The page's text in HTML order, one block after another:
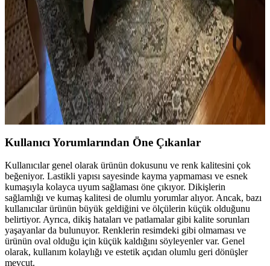
Ev kütüphanesi yenilemesinde renklerin rahatlatıcı etkisi, kişisel
dekoratif öğeler ve konforlu mobilyalar ön plandadır. Tavan boyama
ve raf düzeni mekânın atmosferini zenginleştirir.
Yatak Odası Düzeni ve Dekorasyonunda Doğru
Yerleşim ve Tasarım İpuçları
Yatak odasında doğru mobilya yerleşimi, renk uyumu, aydınlatma
ve kişisel dokunuşlarla mekanın fonksiyonelliği ve estetiği artırılır.
Bu ipuçlarıyla odanız daha dengeli ve sıcak bir hale gelir.
Kullanıcı Yorumlarından Öne Çıkanlar
Kullanıcılar genel olarak ürünün dokusunu ve renk kalitesini çok
beğeniyor. Lastikli yapısı sayesinde kayma yapmaması ve esnek
kumaşıyla kolayca uyum sağlaması öne çıkıyor. Dikişlerin
sağlamlığı ve kumaş kalitesi de olumlu yorumlar alıyor. Ancak, bazı
kullanıcılar ürünün büyük geldiğini ve ölçülerin küçük olduğunu
belirtiyor. Ayrıca, dikiş hataları ve patlamalar gibi kalite sorunları
yaşayanlar da bulunuyor. Renklerin resimdeki gibi olmaması ve
ürünün oval olduğu için küçük kaldığını söyleyenler var. Genel
olarak, kullanım kolaylığı ve estetik açıdan olumlu geri dönüşler
mevcut.